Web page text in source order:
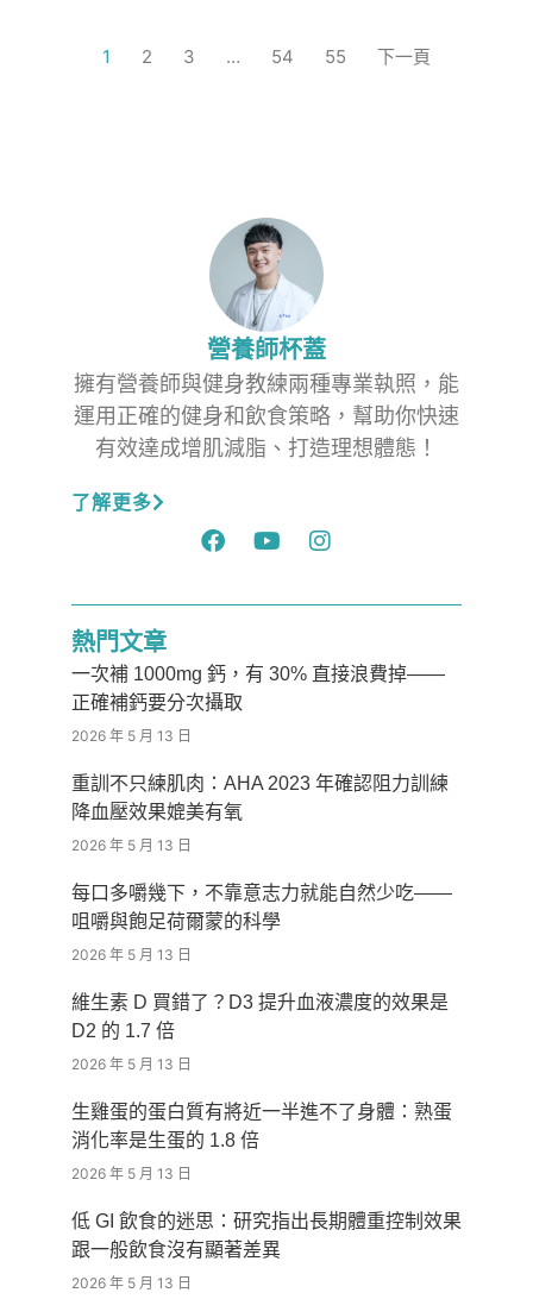
1 2 3 … 54 55 下一頁
營養師杯蓋
擁有營養師與健身教練兩種專業執照，能
運用正確的健身和飲食策略，幫助你快速
有效達成增肌減脂、打造理想體態！
了解更多
熱門文章
一次補 1000mg 鈣，有 30% 直接浪費掉——
正確補鈣要分次攝取
2026 年 5 月 13 日
重訓不只練肌肉：AHA 2023 年確認阻力訓練
降血壓效果媲美有氧
2026 年 5 月 13 日
每口多嚼幾下，不靠意志力就能自然少吃——
咀嚼與飽足荷爾蒙的科學
2026 年 5 月 13 日
維生素 D 買錯了？D3 提升血液濃度的效果是
D2 的 1.7 倍
2026 年 5 月 13 日
生雞蛋的蛋白質有將近一半進不了身體：熟蛋
消化率是生蛋的 1.8 倍
2026 年 5 月 13 日
低 GI 飲食的迷思：研究指出長期體重控制效果
跟一般飲食沒有顯著差異
2026 年 5 月 13 日